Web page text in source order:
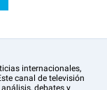
internacionales,
canal de televisión
debates y